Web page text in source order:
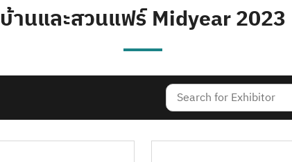
บ้านและสวนแฟร์ Midyear 2023